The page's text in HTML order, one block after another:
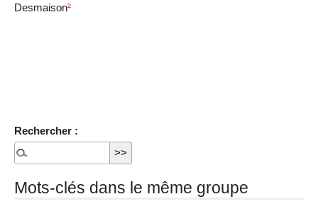
Desmaison²
Rechercher :
Mots-clés dans le même groupe